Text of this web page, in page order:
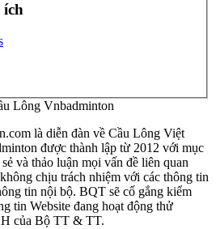
ích
Lông Vnbadminton
là diễn đàn về Cầu Lông Việt
được thành lập từ 2012 với mục
và thảo luận mọi vấn đề liên quan
chịu trách nhiệm với các thông tin
tin nội bộ. BQT sẽ cố gắng kiểm
tin Website đang hoạt động thử
của Bộ TT & TT.